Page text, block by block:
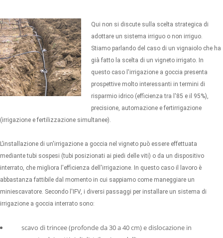
ENTRA
IT
Qui non si discute sulla scelta strategica di
adottare un sistema irriguo o non irriguo.
Stiamo parlando del caso di un vignaiolo che ha
già fatto la scelta di un vigneto irrigato. In
questo caso l'irrigazione a goccia presenta
prospettive molto interessanti in termini di
risparmio idrico (efficienza tra l'85 e il 95%),
precisione, automazione e fertirrigazione
(irrigazione e fertilizzazione simultanee).
L’installazione di un'irrigazione a goccia nel vigneto può essere effettuata
mediante tubi sospesi (tubi posizionati ai piedi delle viti) o da un dispositivo
interrato, che migliora l'efficienza dell'irrigazione. In questo caso il lavoro è
abbastanza fattibile dal momento in cui sappiamo come maneggiare un
miniescavatore. Secondo l'IFV, i diversi passaggi per installare un sistema di
irrigazione a goccia interrato sono:
scavo di trincee (profonde da 30 a 40 cm) e dislocazione in